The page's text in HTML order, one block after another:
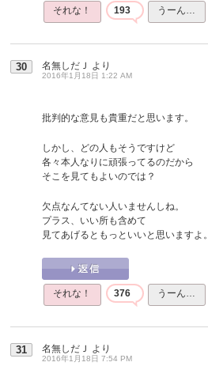
それな！ 193 うーん…
30 名無しだＪ より
2016年1月18日 1:22 AM
批判的な意見も貴重だと思います。
しかし、どの人もそうですけど
各々本人なりに頑張ってるのだから
そこを見てもよいのでは？
欠点なんてない人いませんしね。
プラス、いい所も含めて
見てあげるともっといいと思いますよ。
それな！ 376 うーん…
31 名無しだＪ より
2016年1月18日 7:54 PM